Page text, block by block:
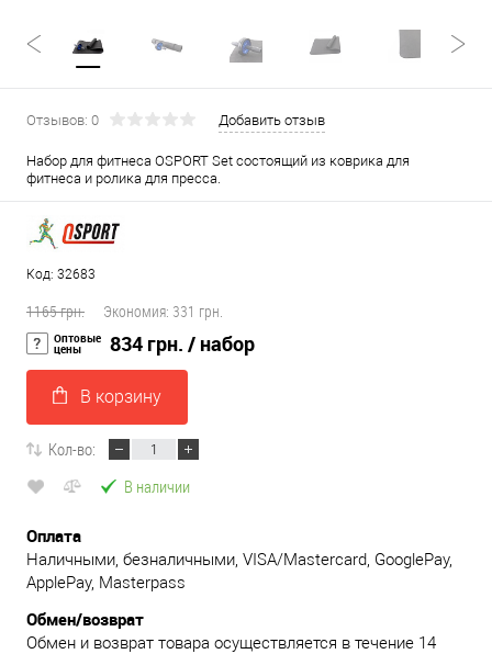
Отзывов: 0 Добавить отзыв
Набор для фитнеса OSPORT Set состоящий из коврика для
фитнеса и ролика для пресса.
Код: 32683
1165 грн. Экономия: 331 грн.
Оптовые
цены 834 грн. / набор
В корзину
Кол-во:
В наличии
Оплата
Наличными, безналичными, VISA/Mastercard, GooglePay,
ApplePay, Masterpass
Обмен/возврат
Обмен и возврат товара осуществляется в течение 14